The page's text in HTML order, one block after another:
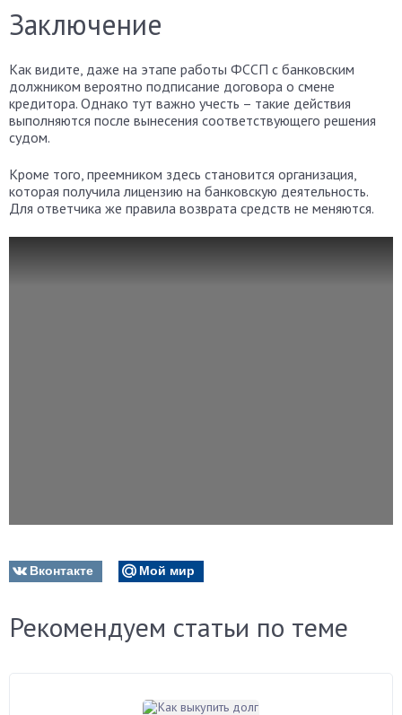
Заключение
Как видите, даже на этапе работы ФССП с банковским
должником вероятно подписание договора о смене
кредитора. Однако тут важно учесть – такие действия
выполняются после вынесения соответствующего решения
судом.
Кроме того, преемником здесь становится организация,
которая получила лицензию на банковскую деятельность.
Для ответчика же правила возврата средств не меняются.
Вконтакте Мой мир
Рекомендуем статьи по теме